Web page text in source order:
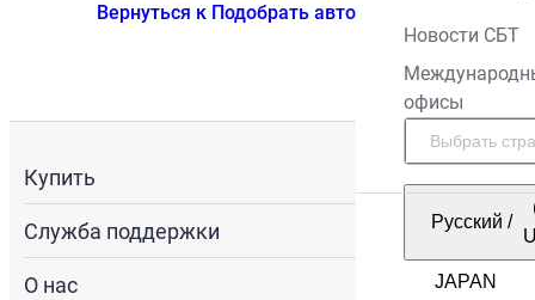
Новости СБТ
офисы
Русский /
Вернуться к Подобрать автомобиль
Купить
Служба поддержки
О нас